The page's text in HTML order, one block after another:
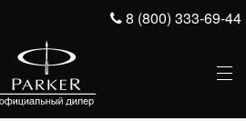
8 (800) 333-69-44